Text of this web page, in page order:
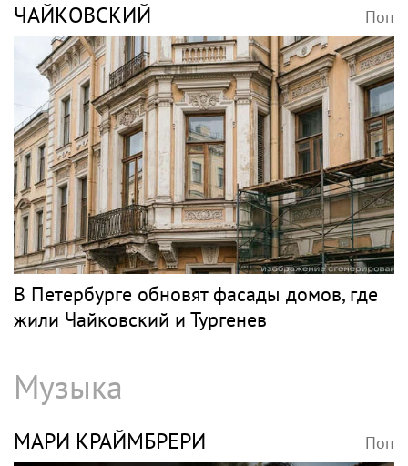
ЧАЙКОВСКИЙ Поп
В Петербурге обновят фасады домов, где
жили Чайковский и Тургенев
Музыка
МАРИ КРАЙМБРЕРИ Поп